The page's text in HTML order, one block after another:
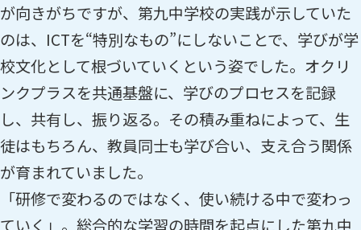
が向きがちですが、第九中学校の実践が示していた
のは、ICTを“特別なもの”にしないことで、学びが学
校文化として根づいていくという姿でした。オクリ
ンクプラスを共通基盤に、学びのプロセスを記録
し、共有し、振り返る。その積み重ねによって、生
徒はもちろん、教員同士も学び合い、支え合う関係
が育まれていました。
「研修で変わるのではなく、使い続ける中で変わっ
ていく」。総合的な学習の時間を起点にした第九中